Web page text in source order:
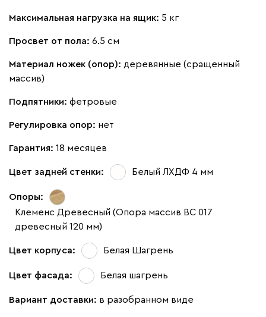
Максимальная нагрузка на ящик: 5 кг
Просвет от пола: 6.5 см
Материал ножек (опор): деревянные (сращенный
массив)
Подпятники: фетровые
Регулировка опор: нет
Гарантия: 18 месяцев
Цвет задней стенки: Белый ЛХДФ 4 мм
Опоры:
Клеменс Древесный (Опора массив ВС 017
древесный 120 мм)
Цвет корпуса: Белая Шагрень
Цвет фасада: Белая шагрень
Вариант доставки: в разобранном виде